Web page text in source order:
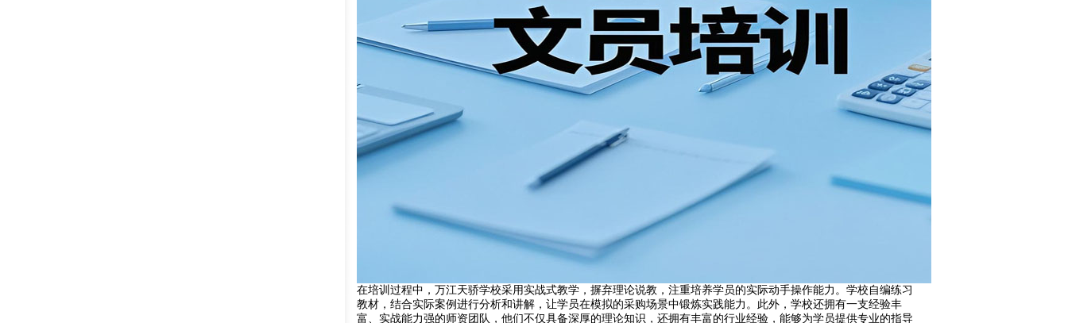
在培训过程中，万江天骄学校采用实战式教学，摒弃理论说教，注重培养学员的实际动手操作能力。学校自编练习
教材，结合实际案例进行分析和讲解，让学员在模拟的采购场景中锻炼实践能力。此外，学校还拥有一支经验丰
富、实战能力强的师资团队，他们不仅具备深厚的理论知识，还拥有丰富的行业经验，能够为学员提供专业的指导